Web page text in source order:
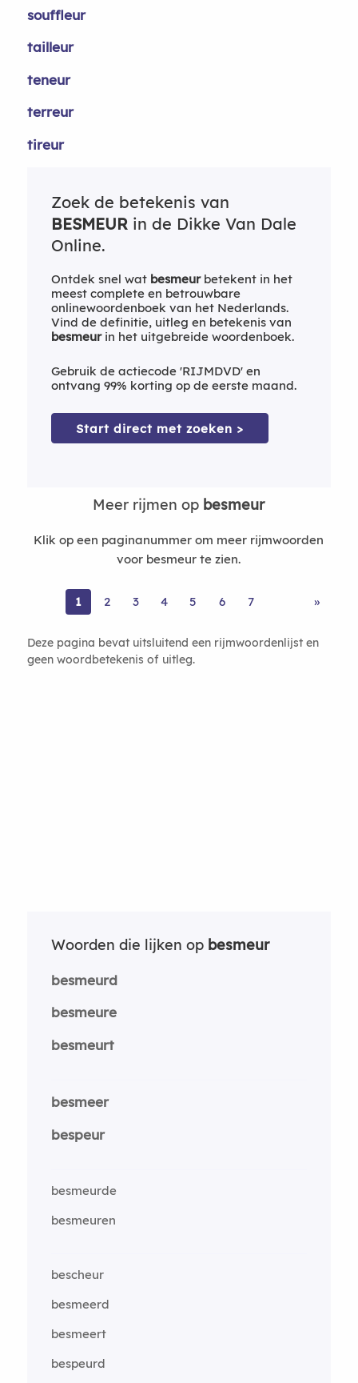
souffleur
tailleur
teneur
terreur
tireur
Zoek de betekenis van
BESMEURin de Dikke Van Dale
Online.
Ontdek snel wat besmeurbetekent in het
meest complete en betrouwbare
onlinewoordenboek van het Nederlands.
Vind de definitie, uitleg en betekenis van
besmeurin het uitgebreide woordenboek.
Gebruik de actiecode 'RIJMDVD' en
ontvang 99% korting op de eerste maand.
Start direct met zoeken >
Meer rijmen op besmeur
Klik op een paginanummer om meer rijmwoorden
voor besmeur te zien.
1 2 3 4 5 6 7 »
Deze pagina bevat uitsluitend een rijmwoordenlijst en
geen woordbetekenis of uitleg.
Woorden die lijken op besmeur
besmeurd
besmeure
besmeurt
besmeer
bespeur
besmeurde
besmeuren
bescheur
besmeerd
besmeert
bespeurd